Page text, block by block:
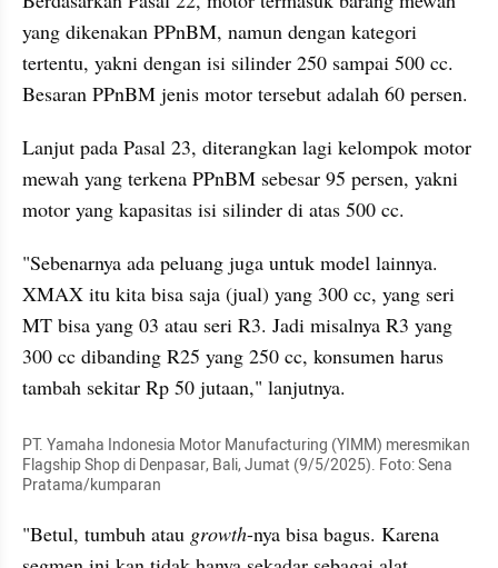
yang dikenakan PPnBM, namun dengan kategori
tertentu, yakni dengan isi silinder 250 sampai 500 cc.
Besaran PPnBM jenis motor tersebut adalah 60 persen.
Lanjut pada Pasal 23, diterangkan lagi kelompok motor
mewah yang terkena PPnBM sebesar 95 persen, yakni
motor yang kapasitas isi silinder di atas 500 cc.
"Sebenarnya ada peluang juga untuk model lainnya.
XMAX itu kita bisa saja (jual) yang 300 cc, yang seri
MT bisa yang 03 atau seri R3. Jadi misalnya R3 yang
300 cc dibanding R25 yang 250 cc, konsumen harus
tambah sekitar Rp 50 jutaan," lanjutnya.
PT. Yamaha Indonesia Motor Manufacturing (YIMM) meresmikan
Flagship Shop di Denpasar, Bali, Jumat (9/5/2025). Foto: Sena
Pratama/kumparan
"Betul, tumbuh atau growth-nya bisa bagus. Karena